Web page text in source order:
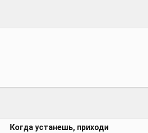
Когда устанешь, приходи